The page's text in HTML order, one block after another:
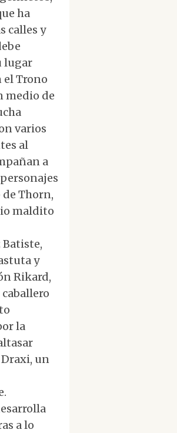
ha
calles y
lugar
Trono
medio de
varios
al
a
de Thorn,
maldito
y
Rikard,
la
un
a lo